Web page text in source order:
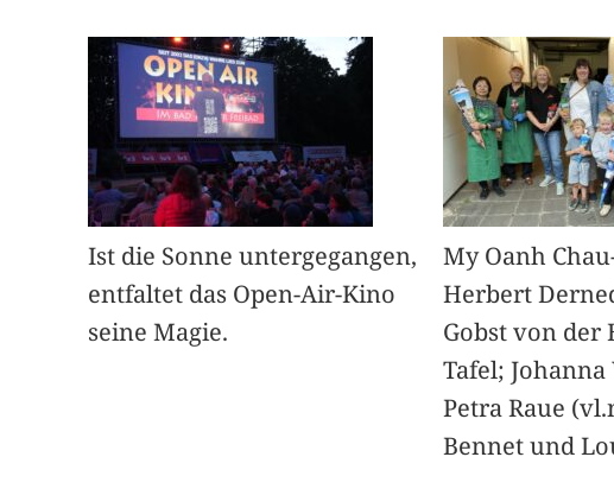
Ist die Sonne untergegangen,
entfaltet das Open-Air-Kino
seine Magie.
My Oanh
Herbert
Gobst von der
Tafel;
Petra Raue
Bennet und